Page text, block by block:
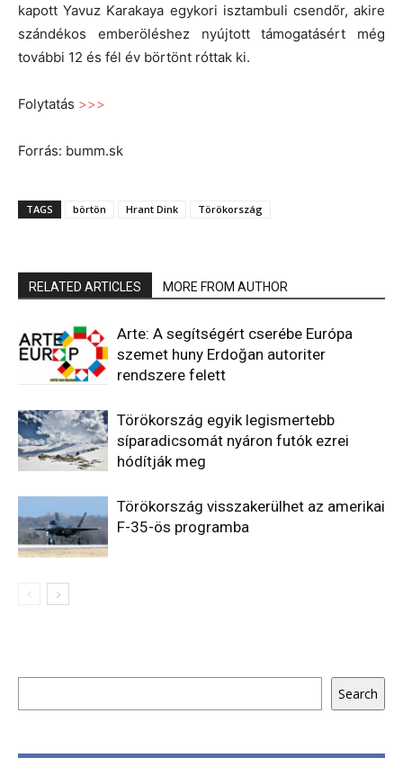
kapott Yavuz Karakaya egykori isztambuli csendőr, akire
szándékos emberöléshez nyújtott támogatásért még
további 12 és fél év börtönt róttak ki.
Folytatás >>>
Forrás: bumm.sk
TAGS börtön Hrant Dink Törökország
RELATED ARTICLES MORE FROM AUTHOR
Arte: A segítségért cserébe Európa
szemet huny Erdoğan autoriter
rendszere felett
Törökország egyik legismertebb
síparadicsomát nyáron futók ezrei
hódítják meg
Törökország visszakerülhet az amerikai
F-35-ös programba
Search